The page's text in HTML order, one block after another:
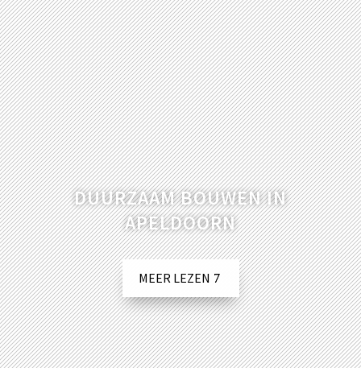
DUURZAAM BOUWEN IN
APELDOORN
MEER LEZEN